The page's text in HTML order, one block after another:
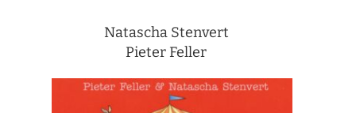
Natascha Stenvert
Pieter Feller